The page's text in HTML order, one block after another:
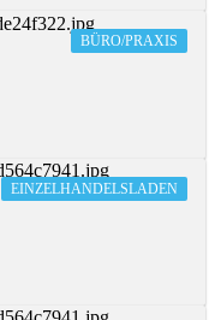
BÜRO/PRAXIS
EINZELHANDELSLADEN